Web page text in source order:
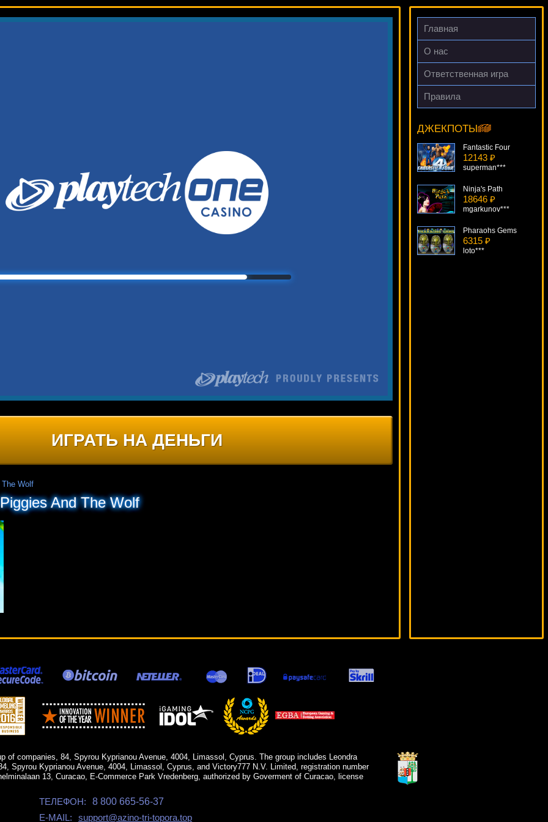
ИГРАТЬ НА ДЕНЬГИ
The Wolf
And The Wolf
Главная
О нас
Ответственная игра
Правила
ДЖЕКПОТЫ
Age Of The Gods
DenisVS***
Fantastic Four
12143 ₽
superman***
Ninja's Path
18646 ₽
mgarkunov***
Pharaohs Gems
6315 ₽
loto***
of companies, 84, Spyrou Kyprianou Avenue, 4004, Limassol, Cyprus. The group includes Leondra
Spyrou Kyprianou Avenue, 4004, Limassol, Cyprus, and Victory777 N.V. Limited, registration number
13, Curacao, E-Commerce Park Vredenberg, authorized by Goverment of Curacao, license
ТЕЛЕФОН:
8 800 665-56-37
E-MAIL:
support@azino-tri-topora.top